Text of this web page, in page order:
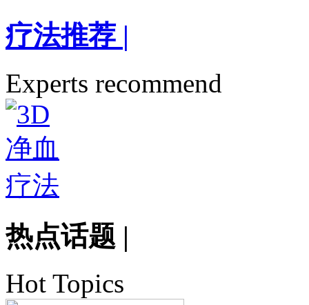
疗法推荐 |
Experts recommend
热点话题 |
Hot Topics